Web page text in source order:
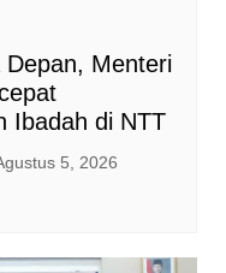
Menteri
Ibadah di NTT
5, 2026